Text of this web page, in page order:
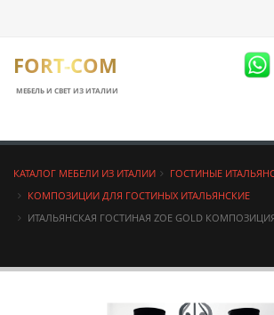
FORT-COM
МЕБЕЛЬ И СВЕТ ИЗ ИТАЛИИ
КАТАЛОГ МЕБЕЛИ ИЗ ИТАЛИИ
ГОСТИНЫЕ
КОМПОЗИЦИИ ДЛЯ ГОСТИНЫХ ИТАЛЬЯНСКИЕ
ИТАЛЬЯНСКАЯ ГОСТИНАЯ ZOE GOLD КОМПОЗИЦИЯ